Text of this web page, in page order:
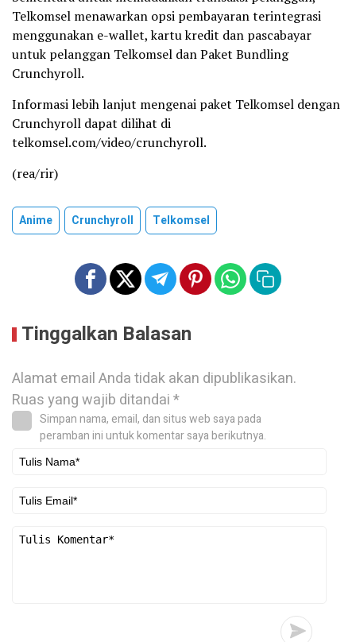
Telkomsel menawarkan opsi pembayaran terintegrasi
menggunakan e-wallet, kartu kredit dan pascabayar
untuk pelanggan Telkomsel dan Paket Bundling
Crunchyroll.
Informasi lebih lanjut mengenai paket Telkomsel dengan
Crunchyroll dapat dilihat di
telkomsel.com/video/crunchyroll.
(rea/rir)
Anime Crunchyroll Telkomsel
Tinggalkan Balasan
Alamat email Anda tidak akan dipublikasikan.
Ruas yang wajib ditandai*
Simpan nama, email, dan situs web saya pada
peramban ini untuk komentar saya berikutnya.